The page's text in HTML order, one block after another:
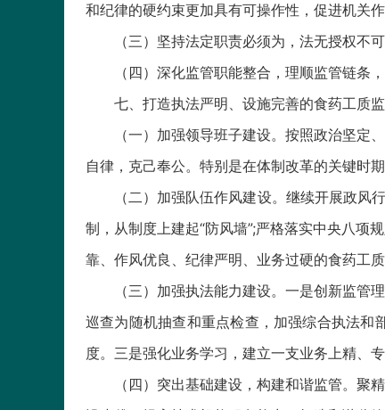
和纪律的硬约束更加具有可操作性，促进机关
（三）坚持法定职责必须为，法无授权不
（四）深化监管职能整合，理顺监管链条
七、打造执法严明、设施完善的食药工质
（一）加强领导班子建设。按照政治坚
自律，克己奉公。特别是在体制改革的关键时
（二）加强队伍作风建设。继续开展政风
制，从制度上建起“防风墙”;严格落实中央八项
靠、作风优良、纪律严明、业务过硬的食药工质
（三）加强执法能力建设。一是创新监
巡查为随机抽查和重点检查，加强综合执法和
度。三是强化业务学习，建立一支业务上精、
（四）突出基础建设，构建和谐监管。